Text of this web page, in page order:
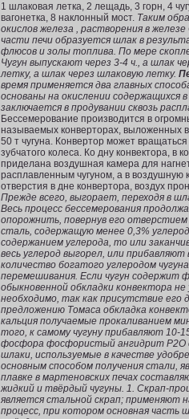
1 шлаковая летка, 2 лещадь, 3 горн, 4
вагонетка, 8 наклонный мост. Таким
окислов железа , растворения в
части печи образуется шлак в
флюсов и золы топлива. По мере
Чугун выпускают через 3-4 ч., а шлак
летку, а шлак через шлаковую летку.
время применяется два главных
основаны на окислении содержащихся
заключается в продувании сквозь
Бессемерование производится в
называемых конверторах, выложенных
50 т чугуна. Конвертор может
зубчатого колеса. Ко дну конвектора, в
приделана воздушная камера для
расплавленным чугуном, а в воздушную
отверстия в дне конвертора, воздух
Прежде всего, выгорает, переходя в
Весь процесс бессемерования
опорожнить, повернув его
сталь, содержащую менее 0,3%
содержанием углерода, то или
весь углерод выгорел, или
количество богатого углеродом
перемешивания. Если чугун содержит
обыкновенной обкладки конвектора
необходимо, так как присутствие его
предложению Томаса обкладка
кальция получаемые прокаливанием
того, к самому чугуну прибавляют 10-
фосфора фосфористый ангидрит Р2О
шлаки, используемые в качестве
основным способом получения стали,
плавке в мартеновских печах
жидкий и твёрдый чугуны. 1. Скрап-
является стальной скрап; применяют
процесс, при котором основная часть